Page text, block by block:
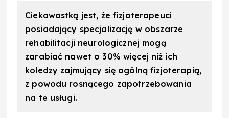
Ciekawostką jest, że fizjoterapeuci
posiadający specjalizację w obszarze
rehabilitacji neurologicznej mogą
zarabiać nawet o 30% więcej niż ich
koledzy zajmujący się ogólną fizjoterapią,
z powodu rosnącego zapotrzebowania
na te usługi.